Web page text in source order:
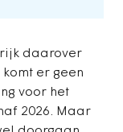
rijk daarover
er geen
voor het
2026. Maar